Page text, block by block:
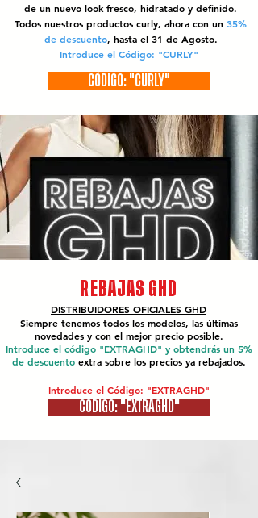
de un nuevo look fresco, hidratado y definido.
Todos nuestros productos curly, ahora con un 35%
de descuento, hasta el 31 de Agosto.
Introduce el Código: "CURLY"
CÓDIGO: "CURLY"
REBAJAS GHD
DISTRIBUIDORES OFICIALES GHD
Siempre tenemos todos los modelos, las últimas
novedades y con el mejor precio posible.
Introduce el código "EXTRAGHD" y obtendrás un 5%
de descuento extra sobre los precios ya rebajados.
Introduce el Código: "EXTRAGHD"
CÓDIGO: "EXTRAGHD"